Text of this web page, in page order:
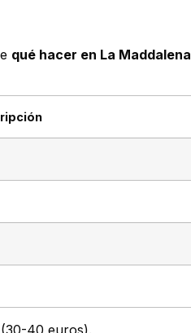
qué hacer en La Maddalena